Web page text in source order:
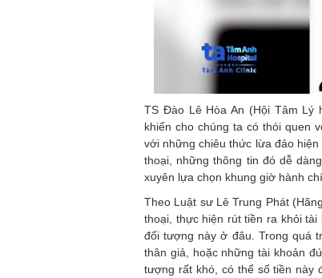
TS Đào Lê Hòa An (Hội Tâm Lý
khiến cho chúng ta có thói quen
với những chiêu thức lừa đảo
thoại, những thông tin đó dễ
xuyên lựa chọn khung giờ hành
Theo Luật sư Lê Trung Phát
thoại, thực hiện rút tiền ra khỏi
đối tượng này ở đâu. Trong quá
thân giả, hoặc những tài khoản
tượng rất khó, có thể số tiền này